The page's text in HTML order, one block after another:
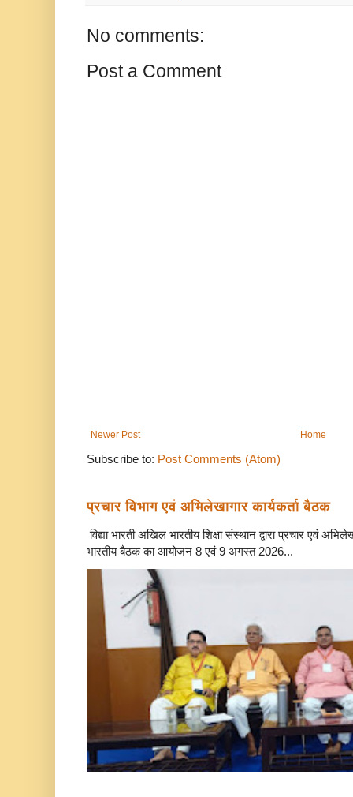
No comments:
Post a Comment
Newer Post Home
Subscribe to: Post Comments (Atom)
प्रचार विभाग एवं अभिलेखागार कार्यकर्ता बैठक
विद्या भारती अखिल भारतीय शिक्षा संस्थान द्वारा प्रचार एवं
भारतीय बैठक का आयोजन 8 एवं 9 अगस्त 2026...